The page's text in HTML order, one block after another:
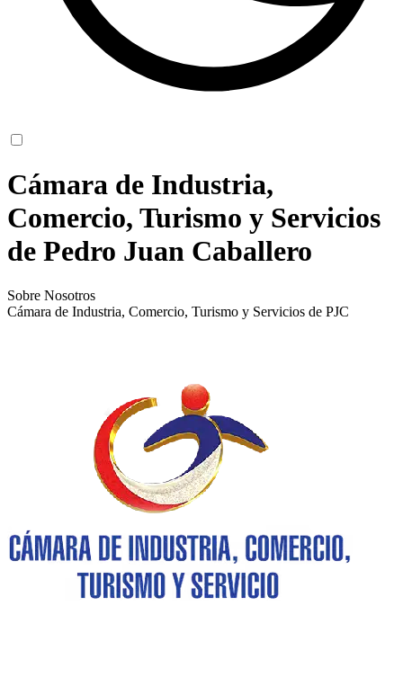
Cámara de Industria,
Comercio, Turismo y Servicios
de Pedro Juan Caballero
Sobre Nosotros
Cámara de Industria, Comercio, Turismo y Servicios de PJC